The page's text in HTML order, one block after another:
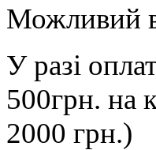
Можливий
У разі
500грн. на
2000 грн.)